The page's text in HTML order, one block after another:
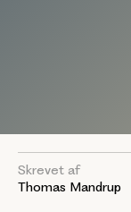
Skrevet af
Thomas Mandrup